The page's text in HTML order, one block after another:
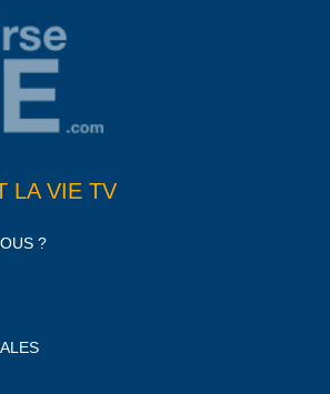
LA VIE TV
?